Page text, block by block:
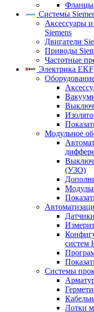
Фланцы
Системы
Аксессуары
Siemens
Двигатели
Приводы
Частотные
Электрика EKF
Модульное
(УЗО)
систем
Системы
Лотки